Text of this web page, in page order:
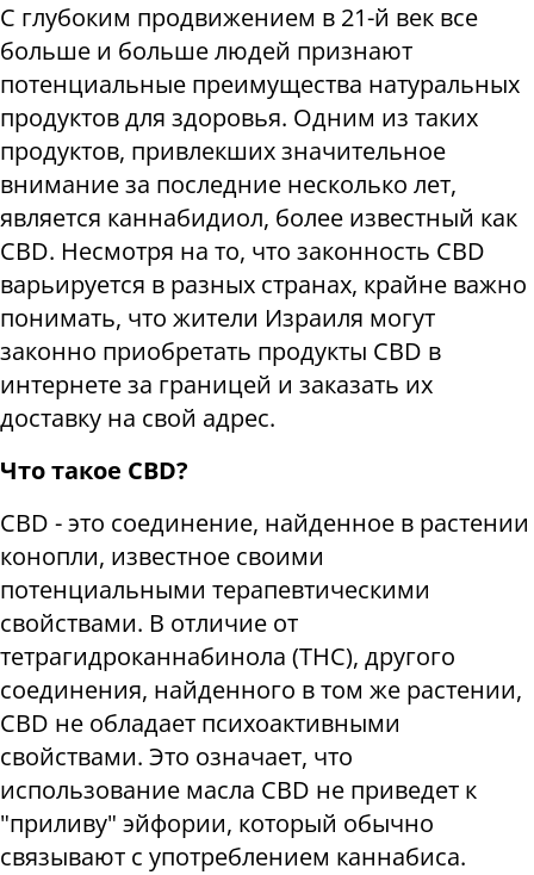
С глубоким продвижением в 21-й век все
больше и больше людей признают
потенциальные преимущества натуральных
продуктов для здоровья. Одним из таких
продуктов, привлекших значительное
внимание за последние несколько лет,
является каннабидиол, более известный как
CBD. Несмотря на то, что законность CBD
варьируется в разных странах, крайне важно
понимать, что жители Израиля могут
законно приобретать продукты CBD в
интернете за границей и заказать их
доставку на свой адрес.
Что такое CBD?
CBD - это соединение, найденное в растении
конопли, известное своими
потенциальными терапевтическими
свойствами. В отличие от
тетрагидроканнабинола (THC), другого
соединения, найденного в том же растении,
CBD не обладает психоактивными
свойствами. Это означает, что
использование масла CBD не приведет к
"приливу" эйфории, который обычно
связывают с употреблением каннабиса.